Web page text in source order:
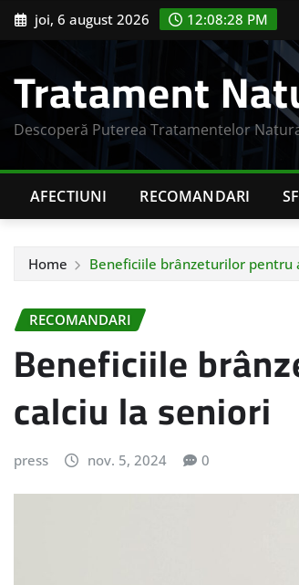
Skip joi, 6 august 2026 12:08:29 PM
Tratament
Descoperă Puterea Tratamentelor
AFECTIUNI RECOMANDARI
Home Beneficiile brânzeturilor pentru
RECOMANDARI
Beneficiile
calciu la seniori
press nov. 5, 2024 0